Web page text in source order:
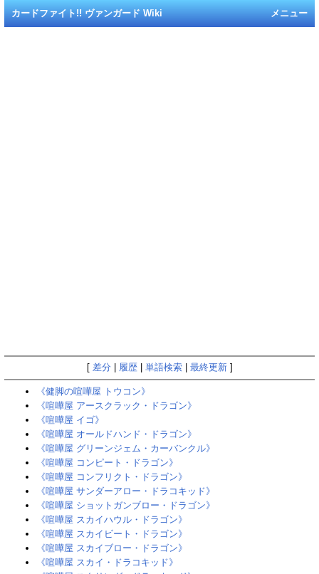
メニュー
カードファイト!! ヴァンガード Wiki
[ 差分 履歴| 単語検索| 最終更新]
《健脚の喧嘩屋 トウコン》
《喧嘩屋 アースクラック・ドラゴン》
《喧嘩屋 イゴ》
《喧嘩屋 オールドハンド・ドラゴン》
《喧嘩屋 グリーンジェム・カーバンクル》
《喧嘩屋 コンピート・ドラゴン》
《喧嘩屋 コンフリクト・ドラゴン》
《喧嘩屋 サンダーアロー・ドラコキッド》
《喧嘩屋 ショットガンブロー・ドラゴン》
《喧嘩屋 スカイハウル・ドラゴン》
《喧嘩屋 スカイビート・ドラゴン》
《喧嘩屋 スカイブロー・ドラゴン》
《喧嘩屋 スカイ・ドラコキッド》